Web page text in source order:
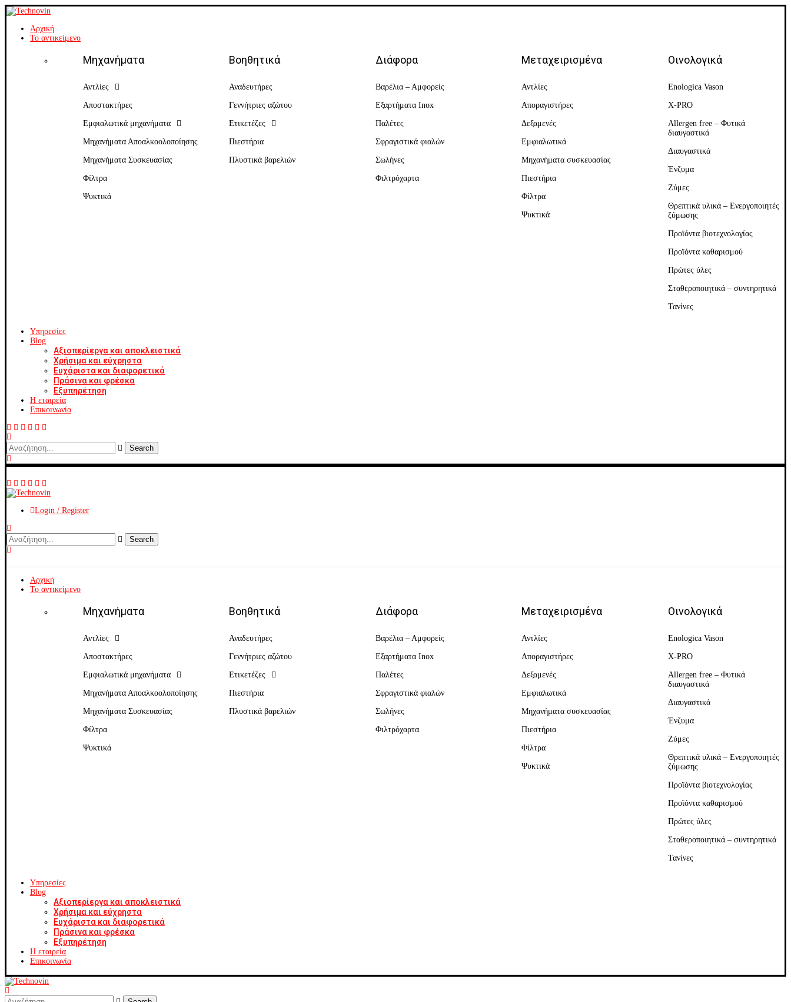
Αρχική
Το αντικείμενο
Μηχανήματα
Αντλίες
Αποστακτήρες
Εμφιαλωτικά μηχανήματα
Μηχανήματα Αποαλκοολοποίησης
Μηχανήματα Συσκευασίας
Φίλτρα
Ψυκτικά
Βοηθητικά
Αναδευτήρες
Γεννήτριες αζώτου
Ετικετέζες
Πιεστήρια
Πλυστικά βαρελιών
Διάφορα
Βαρέλια – Αμφορείς
Εξαρτήματα Inox
Παλέτες
Σφραγιστικά φιαλών
Σωλήνες
Φιλτρόχαρτα
Μεταχειρισμένα
Αντλίες
Αποραγιστήρες
Δεξαμενές
Εμφιαλωτικά
Μηχανήματα συσκευασίας
Πιεστήρια
Φίλτρα
Ψυκτικά
Οινολογικά
Enologica Vason
X-PRO
Allergen free – Φυτικά
διαυγαστικά
Διαυγαστικά
Ένζυμα
Ζύμες
Θρεπτικά υλικά – Ενεργοποιητές
ζύμωσης
Προϊόντα βιοτεχνολογίας
Προϊόντα καθαρισμού
Πρώτες ύλες
Σταθεροποιητικά – συντηρητικά
Τανίνες
Υπηρεσίες
Blog
Αξιοπερίεργα και αποκλειστικά
Χρήσιμα και εύχρηστα
Ευχάριστα και διαφορετικά
Πράσινα και φρέσκα
Εξυπηρέτηση
Η εταιρεία
Επικοινωνία
Search
Login / Register
Search
Αρχική
Το αντικείμενο
Μηχανήματα
Αντλίες
Αποστακτήρες
Εμφιαλωτικά μηχανήματα
Μηχανήματα Αποαλκοολοποίησης
Μηχανήματα Συσκευασίας
Φίλτρα
Ψυκτικά
Βοηθητικά
Αναδευτήρες
Γεννήτριες αζώτου
Ετικετέζες
Πιεστήρια
Πλυστικά βαρελιών
Διάφορα
Βαρέλια – Αμφορείς
Εξαρτήματα Inox
Παλέτες
Σφραγιστικά φιαλών
Σωλήνες
Φιλτρόχαρτα
Μεταχειρισμένα
Αντλίες
Αποραγιστήρες
Δεξαμενές
Εμφιαλωτικά
Μηχανήματα συσκευασίας
Πιεστήρια
Φίλτρα
Ψυκτικά
Οινολογικά
Enologica Vason
X-PRO
Allergen free – Φυτικά
διαυγαστικά
Διαυγαστικά
Ένζυμα
Ζύμες
Θρεπτικά υλικά – Ενεργοποιητές
ζύμωσης
Προϊόντα βιοτεχνολογίας
Προϊόντα καθαρισμού
Πρώτες ύλες
Σταθεροποιητικά – συντηρητικά
Τανίνες
Υπηρεσίες
Blog
Αξιοπερίεργα και αποκλειστικά
Χρήσιμα και εύχρηστα
Ευχάριστα και διαφορετικά
Πράσινα και φρέσκα
Εξυπηρέτηση
Η εταιρεία
Επικοινωνία